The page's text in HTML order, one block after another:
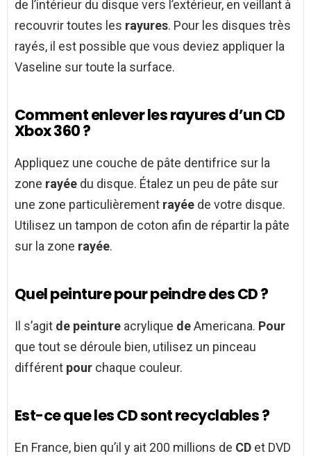
de l’intérieur du disque vers l’extérieur, en veillant à
recouvrir toutes les rayures. Pour les disques très
rayés, il est possible que vous deviez appliquer la
Vaseline sur toute la surface.
Comment enlever les rayures d’un CD
Xbox 360 ?
Appliquez une couche de pâte dentifrice sur la
zone rayée du disque. Étalez un peu de pâte sur
une zone particulièrement rayée de votre disque.
Utilisez un tampon de coton afin de répartir la pâte
sur la zone rayée.
Quel peinture pour peindre des CD ?
Il s’agit de peinture acrylique deAmericana. Pour
que tout se déroule bien, utilisez un pinceau
différent pour chaque couleur.
Est-ce que les CD sont recyclables ?
En France, bien qu’il y ait 200 millions de CD et DVD